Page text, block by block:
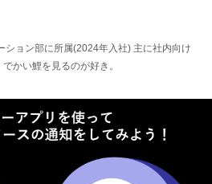
ション部に所属(2024年入社) 主に社内向け
かい鯉を見るのが好き。